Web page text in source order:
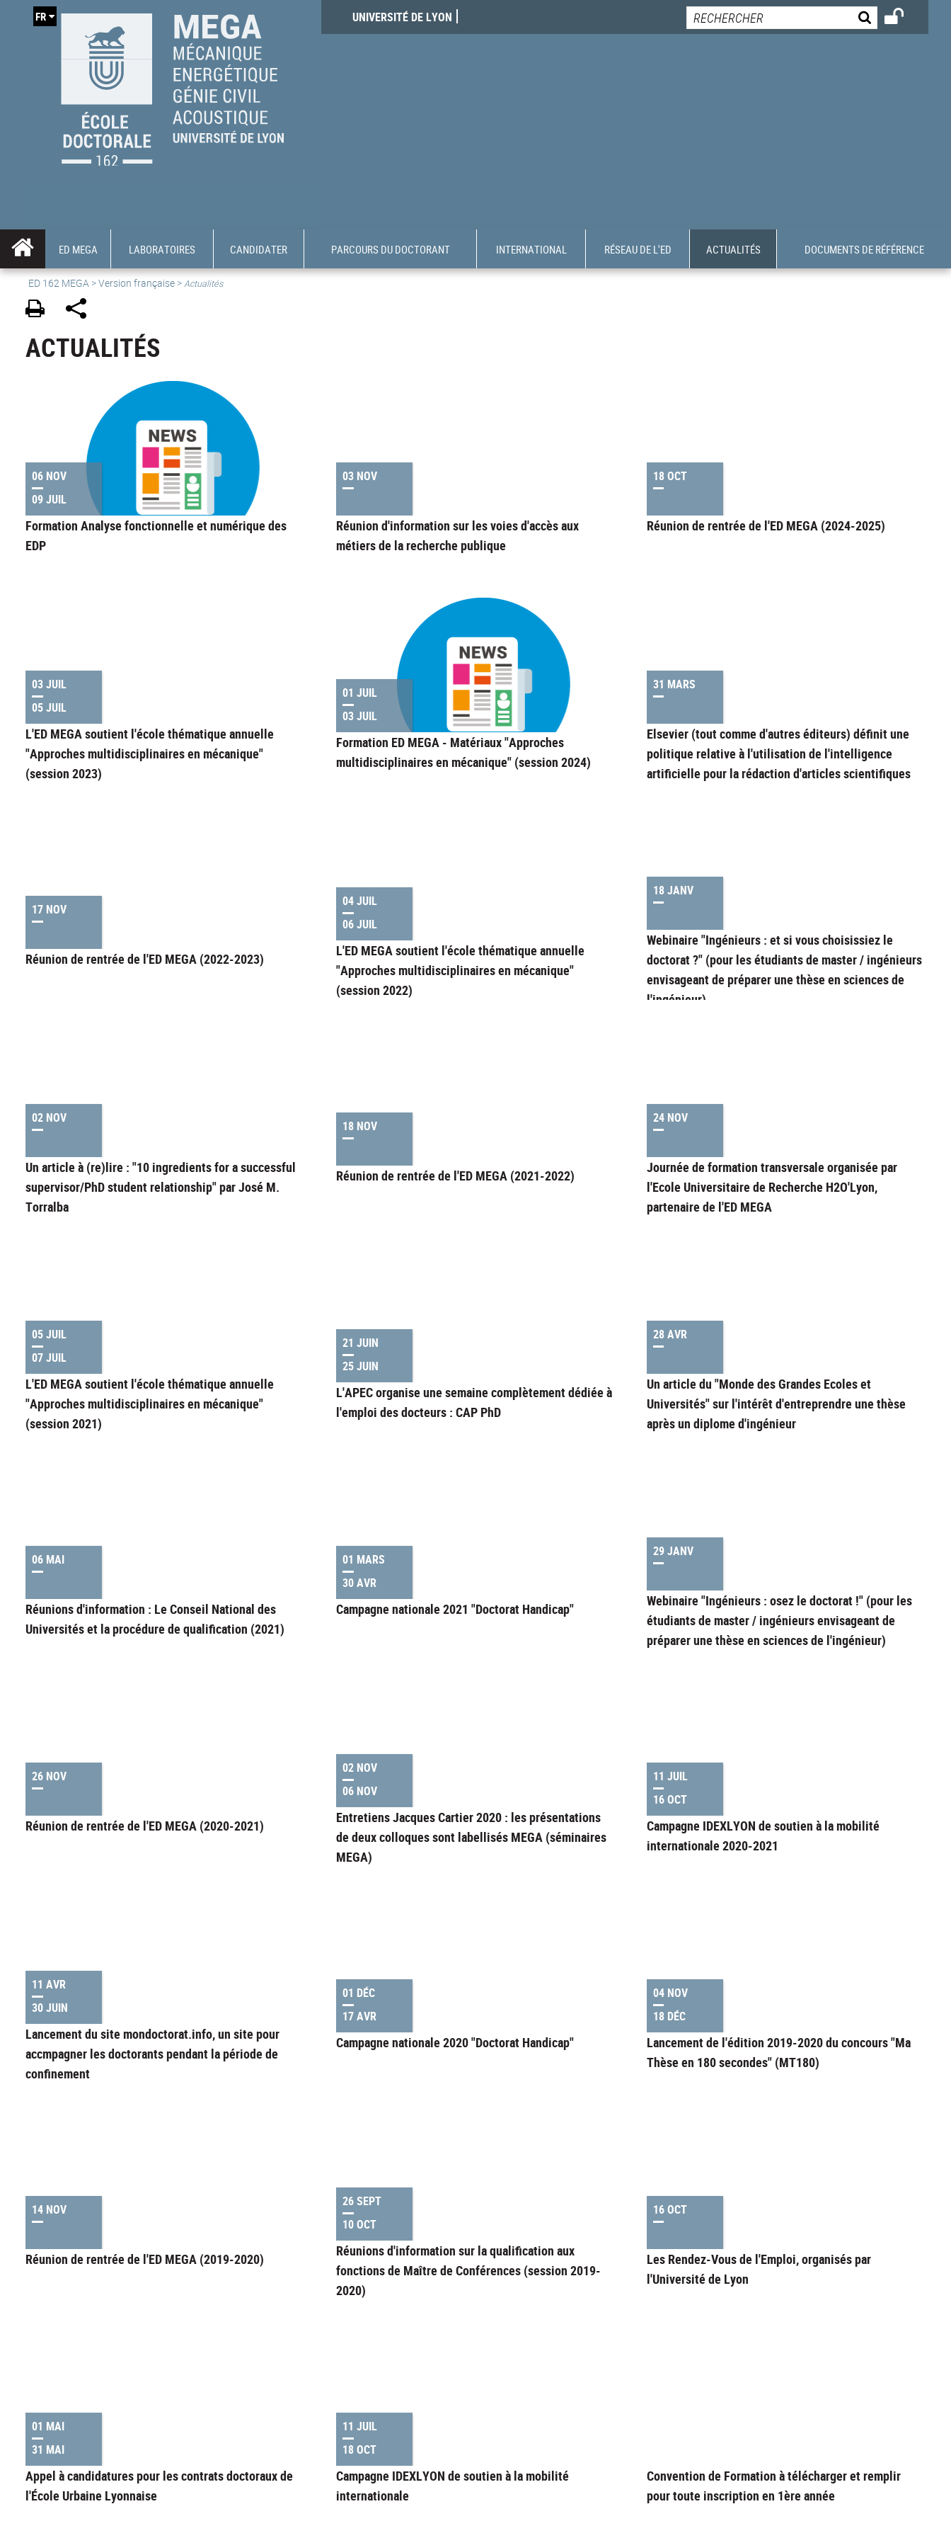
UNIVERSITÉ DE LYON
FR
ED MEGA LABORATOIRES CANDIDATER PARCOURS DU DOCTORANT INTERNATIONAL RÉSEAU DE L'ED ACTUALITÉS DOCUMENTS DE RÉFÉRENCE
ED 162 MEGA >Version française >Actualités
ACTUALITÉS
06 NOV
09 JUIL
Formation Analyse fonctionnelle et numérique des
EDP
03 NOV
Réunion d'information sur les voies d'accès aux
métiers de la recherche publique
18 OCT
Réunion de rentrée de l'ED MEGA (2024-2025)
03 JUIL
05 JUIL
L'ED MEGA soutient l'école thématique annuelle
"Approches multidisciplinaires en mécanique"
(session 2023)
01 JUIL
03 JUIL
Formation ED MEGA - Matériaux "Approches
multidisciplinaires en mécanique" (session 2024)
31 MARS
Elsevier (tout comme d'autres éditeurs) définit une
politique relative à l'utilisation de l'intelligence
artificielle pour la rédaction d'articles scientifiques
17 NOV
Réunion de rentrée de l'ED MEGA (2022-2023)
04 JUIL
06 JUIL
L'ED MEGA soutient l'école thématique annuelle
"Approches multidisciplinaires en mécanique"
(session 2022)
18 JANV
Webinaire "Ingénieurs : et si vous choisissiez le
doctorat ?" (pour les étudiants de master / ingénieurs
envisageant de préparer une thèse en sciences de
l'ingénieur)
02 NOV
Un article à (re)lire : "10 ingredients for a successful
supervisor/PhD student relationship" par José M.
Torralba
18 NOV
Réunion de rentrée de l'ED MEGA (2021-2022)
24 NOV
Journée de formation transversale organisée par
l'Ecole Universitaire de Recherche H2O'Lyon,
partenaire de l'ED MEGA
05 JUIL
07 JUIL
L'ED MEGA soutient l'école thématique annuelle
"Approches multidisciplinaires en mécanique"
(session 2021)
21 JUIN
25 JUIN
L'APEC organise une semaine complètement dédiée à
l'emploi des docteurs : CAP PhD
28 AVR
Un article du "Monde des Grandes Ecoles et
Universités" sur l'intérêt d'entreprendre une thèse
après un diplome d'ingénieur
06 MAI
Réunions d'information : Le Conseil National des
Universités et la procédure de qualification (2021)
01 MARS
30 AVR
Campagne nationale 2021 "Doctorat Handicap"
29 JANV
Webinaire "Ingénieurs : osez le doctorat !" (pour les
étudiants de master / ingénieurs envisageant de
préparer une thèse en sciences de l'ingénieur)
26 NOV
Réunion de rentrée de l'ED MEGA (2020-2021)
02 NOV
06 NOV
Entretiens Jacques Cartier 2020 : les présentations
de deux colloques sont labellisés MEGA (séminaires
MEGA)
11 JUIL
16 OCT
Campagne IDEXLYON de soutien à la mobilité
internationale 2020-2021
11 AVR
30 JUIN
Lancement du site mondoctorat.info, un site pour
accmpagner les doctorants pendant la période de
confinement
01 DÉC
17 AVR
Campagne nationale 2020 "Doctorat Handicap"
04 NOV
18 DÉC
Lancement de l'édition 2019-2020 du concours "Ma
Thèse en 180 secondes" (MT180)
14 NOV
Réunion de rentrée de l'ED MEGA (2019-2020)
26 SEPT
10 OCT
Réunions d'information sur la qualification aux
fonctions de Maître de Conférences (session 2019-
2020)
16 OCT
Les Rendez-Vous de l'Emploi, organisés par
l'Université de Lyon
01 MAI
31 MAI
Appel à candidatures pour les contrats doctoraux de
l'École Urbaine Lyonnaise
11 JUIL
18 OCT
Campagne IDEXLYON de soutien à la mobilité
internationale
Convention de Formation à télécharger et remplir
pour toute inscription en 1ère année